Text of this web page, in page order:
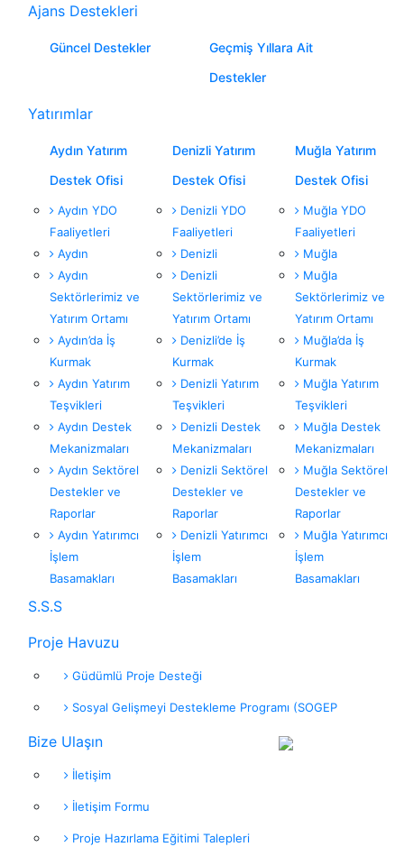
Ajans Destekleri
Güncel Destekler
Geçmiş Yıllara Ait
Destekler
Yatırımlar
Aydın Yatırım
Destek Ofisi
Aydın YDO
Faaliyetleri
Aydın
Aydın
Sektörlerimiz ve
Yatırım Ortamı
Aydın’da İş
Kurmak
Aydın Yatırım
Teşvikleri
Aydın Destek
Mekanizmaları
Aydın Sektörel
Destekler ve
Raporlar
Aydın Yatırımcı
İşlem
Basamakları
Denizli Yatırım
Destek Ofisi
Denizli YDO
Faaliyetleri
Denizli
Denizli
Sektörlerimiz ve
Yatırım Ortamı
Denizli’de İş
Kurmak
Denizli Yatırım
Teşvikleri
Denizli Destek
Mekanizmaları
Denizli Sektörel
Destekler ve
Raporlar
Denizli Yatırımcı
İşlem
Basamakları
Muğla Yatırım
Destek Ofisi
Muğla YDO
Faaliyetleri
Muğla
Muğla
Sektörlerimiz ve
Yatırım Ortamı
Muğla’da İş
Kurmak
Muğla Yatırım
Teşvikleri
Muğla Destek
Mekanizmaları
Muğla Sektörel
Destekler ve
Raporlar
Muğla Yatırımcı
İşlem
Basamakları
S.S.S
Proje Havuzu
Güdümlü Proje Desteği
Sosyal Gelişmeyi Destekleme Programı (SOGEP
Bize Ulaşın
İletişim
İletişim Formu
Proje Hazırlama Eğitimi Talepleri